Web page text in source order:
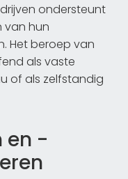
ondersteunt
van hun
Het beroep van
als vaste
of als zelfstandig
en -